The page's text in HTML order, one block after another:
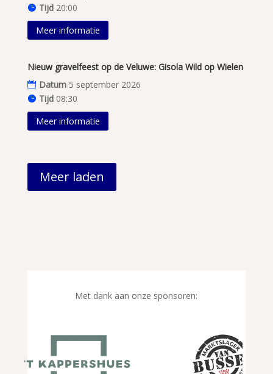
Tijd 20:00
Meer informatie
Nieuw gravelfeest op de Veluwe: Gisola Wild op Wielen
Datum 5 september 2026
Tijd 08:30
Meer informatie
Meer laden
Met dank aan onze sponsoren: